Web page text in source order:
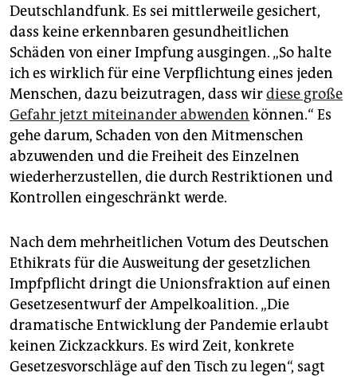
Deutschlandfunk. Es sei mittlerweile gesichert,
dass keine erkennbaren gesundheitlichen
Schäden von einer Impfung ausgingen. „So halte
ich es wirklich für eine Verpflichtung eines jeden
Menschen, dazu beizutragen, dass wirdiese große
Gefahr jetzt miteinander abwenden können.“ Es
gehe darum, Schaden von den Mitmenschen
abzuwenden und die Freiheit des Einzelnen
wiederherzustellen, die durch Restriktionen und
Kontrollen eingeschränkt werde.
Nach dem mehrheitlichen Votum des Deutschen
Ethikrats für die Ausweitung der gesetzlichen
Impfpflicht dringt die Unionsfraktion auf einen
Gesetzesentwurf der Ampelkoalition. „Die
dramatische Entwicklung der Pandemie erlaubt
keinen Zickzackkurs. Es wird Zeit, konkrete
Gesetzesvorschläge auf den Tisch zu legen“, sagt